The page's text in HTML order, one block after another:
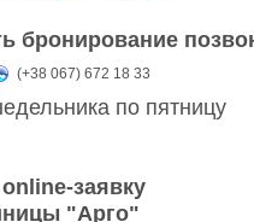
бронирование
(+38 067) 672 18 33
по пятницу
заявку
"Арго"